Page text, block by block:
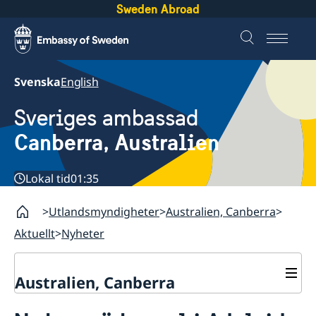
Sweden Abroad
SvenskaEnglish
Sveriges ambassad
Canberra, Australien
Lokal tid01:35
Utlandsmyndigheter Australien, Canberra
Aktuellt Nyheter
Australien, Canberra